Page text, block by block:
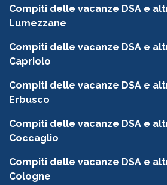
Compiti delle vacanze DSA e
Lumezzane
Compiti delle vacanze DSA e
Capriolo
Compiti delle vacanze DSA e
Erbusco
Compiti delle vacanze DSA e
Coccaglio
Compiti delle vacanze DSA e
Cologne